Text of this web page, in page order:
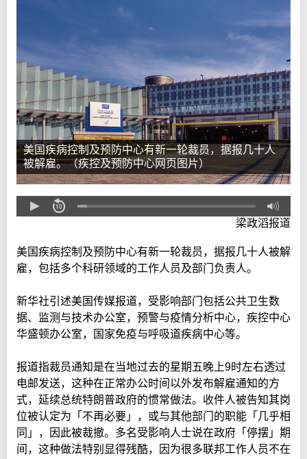
美国疾病控制及预防中心有新一轮裁员，据报几十人
被解雇。（疾控及预防中心网页图片）
梁政滔报道
美国疾病控制及预防中心有新一轮裁员，据报几十人被解
雇，包括多个科研领域的工作人员及部门负责人。
新华社引述美国传媒报道，受影响部门包括公共卫生数
据、监测与技术办公室，预警与疫情分析中心，疾控中心
华盛顿办公室，国家免疫与呼吸道疾病中心等。
报道指裁员通知是在当地过去的星期五晚上9时左右透过
电邮发送，这种在正常办公时间以外发布解雇通知的方
式，延续总统特朗普政府的惯常做法。收件人被告知其岗
位被认定为「不再必要」，或与其他部门的职能「几乎相
同」，因此被裁撤。多名受影响人士说在政府「停摆」期
间，这种做法特别显得残酷，因为很多联邦工作人员不在